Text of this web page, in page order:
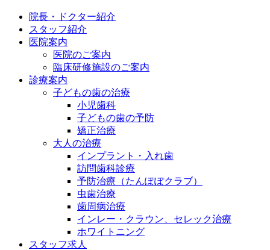
院長・ドクター紹介
スタッフ紹介
医院案内
医院のご案内
臨床研修施設のご案内
診療案内
子どもの歯の治療
小児歯科
子どもの歯の予防
矯正治療
大人の治療
インプラント・入れ歯
訪問歯科診療
予防治療（たんぽぽクラブ）
虫歯治療
歯周病治療
インレー・クラウン、セレック治療
ホワイトニング
スタッフ求人